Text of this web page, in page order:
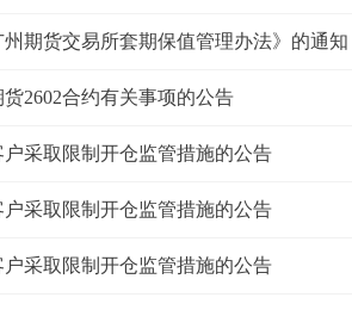
期货交易所套期保值管理办法》的通知
2602合约有关事项的公告
采取限制开仓监管措施的公告
采取限制开仓监管措施的公告
采取限制开仓监管措施的公告